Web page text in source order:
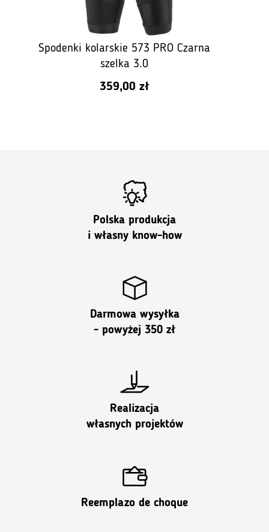
Spodenki kolarskie 573 PRO Czarna
szelka 3.0
359,00 zł
Polska produkcja
i własny know-how
Darmowa wysyłka
- powyżej 350 zł
Realizacja
własnych projektów
Reemplazo de choque